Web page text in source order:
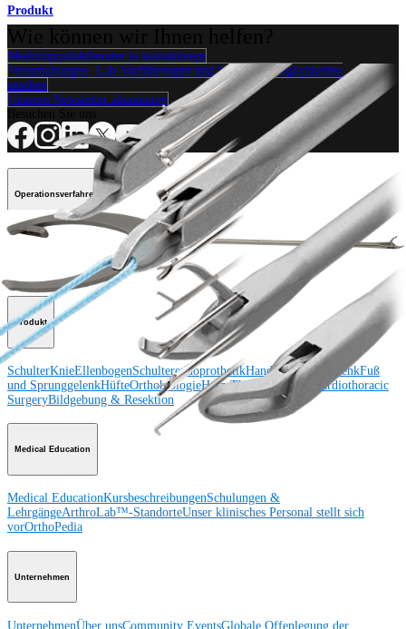
Produkt
Medizinproduktberater:in kontaktieren
Veranstaltungen, Lab-Vorführungen und Schulungsmöglichkeiten
ansehen
Unseren Newsletter abonnieren
Operationsverfahren
Ellenbogen SchulterendoprothetikHand und HandgelenkFuß
Trauma HüfteOrthobiologie
Cardiothoracic
Wirbelsäule
Produkt
SchulterKnieEllenbogenSchulterendoprothetikHand und HandgelenkFuß
und SprunggelenkHüfteOrthobiologieHerz-Thoraxchirurgie
Cardiothoracic
SurgeryBildgebung & Resektion
Medical Education
Medical EducationKursbeschreibungenSchulungen &
LehrgängeArthroLab™-StandorteUnser klinisches Personal stellt sich
vorOrthoPedia
Unternehmen
UnternehmenÜber unsCommunity EventsGlobale Offenlegung der